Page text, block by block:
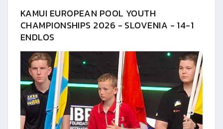
KAMUI EUROPEAN POOL YOUTH
CHAMPIONSHIPS 2026 - SLOVENIA - 14-1
ENDLOS